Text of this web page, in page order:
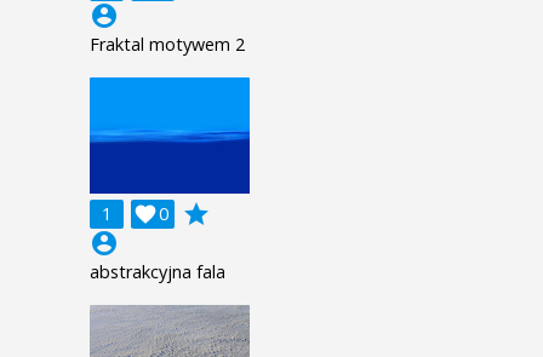
account_circle
Fraktal motywem 2
1 0

grade
account_circle
abstrakcyjna fala